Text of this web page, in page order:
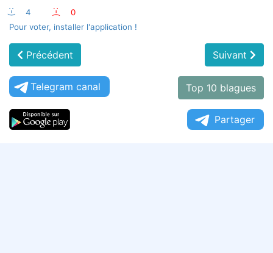
:-) 4 :-(
0
Pour voter, installer l'application !
Précédent Suivant
Telegram canal Top 10 blagues
Partager